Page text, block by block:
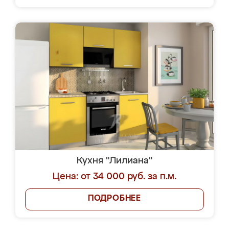
Кухня "Лилиана"
Цена: от 34 000 руб. за п.м.
ПОДРОБНЕЕ